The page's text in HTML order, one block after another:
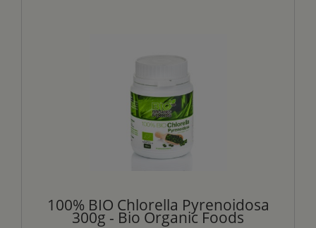
100% BIO Chlorella Pyrenoidosa
300g - Bio Organic Foods